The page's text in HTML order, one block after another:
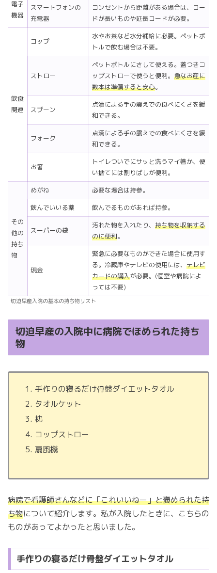
電子
機器
スマートフォンの
充電器
コンセントから距離がある場合は、コー
ドが長いものや延長コードが必要。
飲食
関連
コップ
水やお茶など水分補給に必要。ペットボ
トルで飲む場合は不要。
ストロー
ペットボトルにさして使える。蓋つきコ
ップストローで使うと便利。急なお産に
数本は準備すると安心。
スプーン
点滴による手の震えでの食べにくさを緩
和できる。
フォーク
点滴による手の震えでの食べにくさを緩
和できる。
お箸
トイレついでにサッと洗うマイ箸か、使
い捨てには割りばしが便利。
その
他の
持ち
物
めがね
必要な場合は持参。
飲んでいいる薬
飲んでるものがあれば持参。
スーパーの袋
汚れた物を入れたり、持ち物を収納する
のに便利。
現金
緊急に必要なものができた場合に使用す
る。冷蔵庫やテレビの使用には、テレビ
カードの購入が必要。(個室や病院によ
っては不要)
切迫早産入院の基本の持ち物リスト
切迫早産の入院中に病院でほめられた持ち
物
手作りの寝るだけ骨盤ダイエットタオル
タオルケット
枕
コップストロー
扇風機
病院で看護師さんなどに「これいいねー」と褒められた持
ち物について紹介します。私が入院したときに、こちらの
ものがあってよかったと思いました。
手作りの寝るだけ骨盤ダイエットタオル